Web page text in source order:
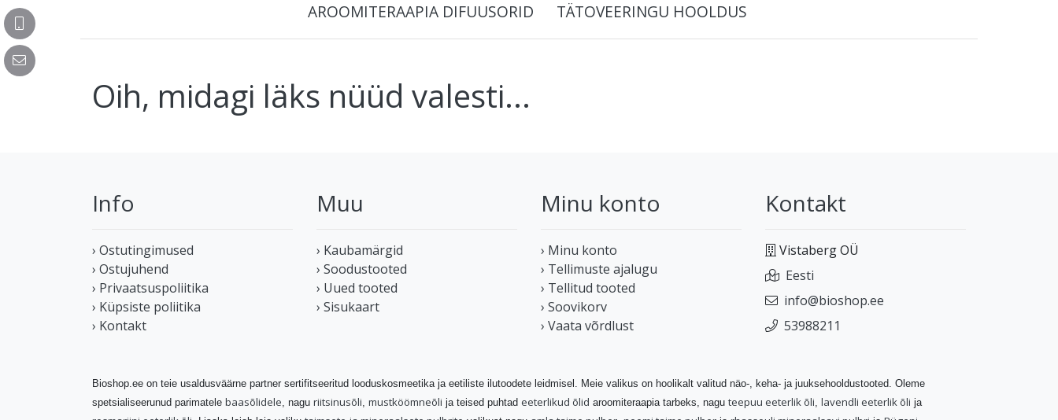
AROOMITERAAPIA DIFUUSORID TÄTOVEERINGU HOOLDUS
Oih, midagi läks nüüd valesti...
Info
› Ostutingimused
› Ostujuhend
› Privaatsuspoliitika
› Küpsiste poliitika
› Kontakt
Muu
› Kaubamärgid
› Soodustooted
› Uued tooted
› Sisukaart
Minu konto
› Minu konto
› Tellimuste ajalugu
› Tellitud tooted
› Soovikorv
› Vaata võrdlust
Kontakt
Vistaberg OÜ
Eesti
info@bioshop.ee
53988211
Bioshop.ee on teie usaldusväärne partner sertifitseeritud looduskosmeetika ja eetiliste ilutoodete leidmisel. Meie valikus on hoolikalt valitud näo-, keha- ja juuksehooldustooted. Oleme
spetsialiseerunud parimatele baasõlidele, nagu riitsinusõli, mustköömneõli ja teised puhtad eeterlikud õlid aroomiteraapia tarbeks, nagu teepuu eeterlik õli, lavendli eeterlik õli ja